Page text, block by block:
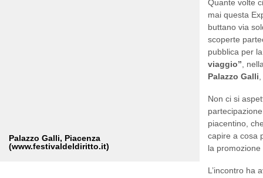
mai questa
buttano via
scoperte
pubblica per
viaggio” ,
Palazzo Galli,
Non ci si
piacentino,
capire a cosa